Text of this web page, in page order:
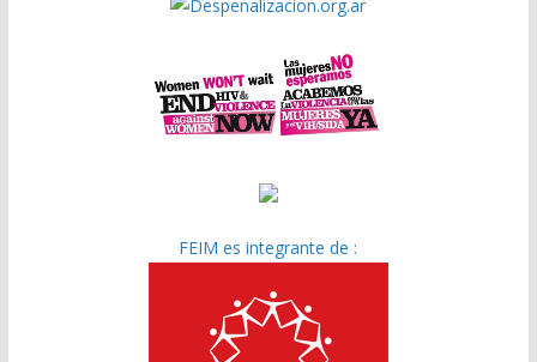
FEIM es integrante de :